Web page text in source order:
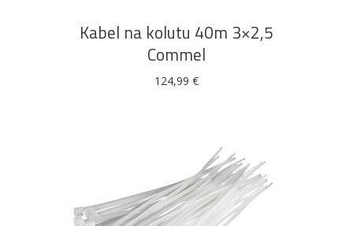
Kabel na kolutu 40m 3×2,5
Commel
124,99 €